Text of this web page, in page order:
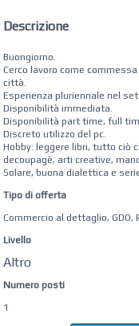
Descrizione
Buongiorno.
Cerco lavoro come
città.
Esperienza pluriennale nel
Disponibilità immediata.
Disponibilità part time, full
Discreto utilizzo del pc.
Hobby: leggere libri, tutto ciò
decoupagè, arti creative,
Solare, buona dialettica e
Tipo di offerta
Commercio al dettaglio, GDO,
Livello
Altro
Numero posti
1